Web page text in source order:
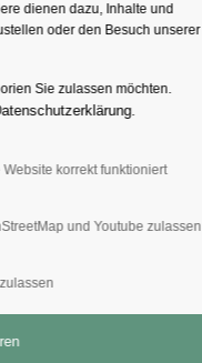
dienen dazu, Inhalte und
oder den Besuch unserer
Sie zulassen möchten.
.
korrekt funktioniert
und Youtube zulassen